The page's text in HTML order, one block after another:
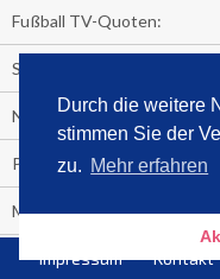
Durch die weitere
stimmen Sie der
zu. Mehr erfahren
Fußball TV-Quoten:
Sensationell!
Niederlande - Deutschland:
PRESSEMITTEILUNG
Media Control eBook-Panel
BIATHLON-WM im TV
Impressum Kontakt